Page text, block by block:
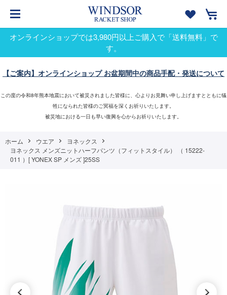
オンラインショップでは3,980円以上ご購入で「送料無料」で
す。
【ご案内】オンラインショップ お盆期間中の商品手配・発送について
この度の令和8年熊本地震において被災されました皆様に、心よりお見舞い申し上げますとともに犠
牲になられた皆様のご冥福を深くお祈りいたします。
被災地における一日も早い復興を心からお祈りいたします。
ホーム ウエア
ヨネックス
ヨネックス メンズニットハーフパンツ（フィットスタイル） （ 15222-
011 ）[ YONEX SP メンズ ]25SS